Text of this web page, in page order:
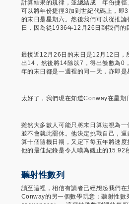
計算結果的規律，並總結成「年份捷
可以將年份捷徑3加到世紀代碼上，即
的末日是星期六。然後我們可以從推
日，因為從1936年12月26日到我們的
最接近12月26日的末日是12月12日，
出14，然後將14除以7，得出餘數為0
年的末日都是一週裡的同一天，亦即是
太好了，我們現在知道Conway在星期
雖然大多數人可能只將末日算法視為
並不會就此罷休。他決定挑戰自己，
算十個隨機日期，又定下每五年將速
他的最佳紀錄是令人嘆為觀止的15.92
聽射性數列
讀至這裡，相信有讀者已經想起我們在
Conway的另一個數學玩意：聽射性